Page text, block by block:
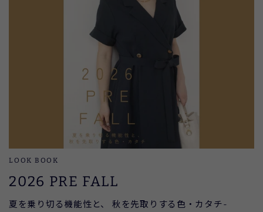
LOOK BOOK
2026 PRE FALL
夏を乗り切る機能性と、 秋を先取りする色・カタチ-